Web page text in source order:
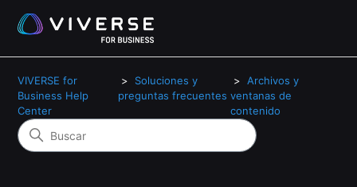
VIVERSE for
Business Help
Center
Soluciones y
preguntas frecuentes
Archivos y
ventanas de
contenido